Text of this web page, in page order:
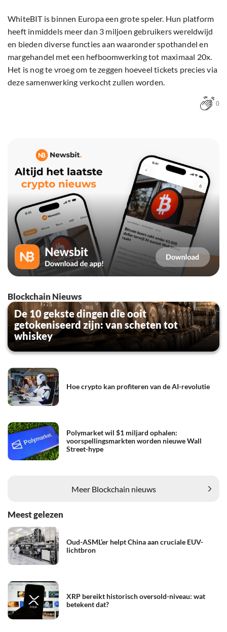
WhiteBIT is binnen Europa een grote speler. Hun platform
heeft inmiddels meer dan 3 miljoen gebruikers wereldwijd
en bieden diverse functies aan waaronder spothandel en
margehandel met een hefboomwerking tot maximaal 20x.
Het is nog te vroeg om te zeggen hoeveel tickets precies via
deze samenwerking verkocht zullen worden.
0
Blockchain Nieuws
De 10 gekste dingen die ooit
getokeniseerd zijn: van scheten tot
whiskey
Hoe crypto kan profiteren van de AI-revolutie
Polymarket wil $1 miljard ophalen:
voorspellingsmarkten worden nieuwe Wall
Street-hype
Meer Blockchain nieuws
Meest gelezen
Oud-ASML’er helpt China aan cruciale EUV-
lichtbron
XRP bereikt historisch oversold-niveau: wat
betekent dat?